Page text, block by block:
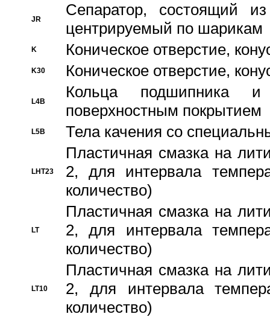
JR
Сепаратор, состоящий
центрируемый по шарикам
K Коническое отверстие,
K30 Коническое отверстие,
L4B
Кольца подшипника
поверхностным покрытием
L5B Тела качения со
LHT23
Пластичная смазка на
2, для интервала
количество)
LT
Пластичная смазка на
2, для интервала
количество)
LT10
Пластичная смазка на
2, для интервала
количество)